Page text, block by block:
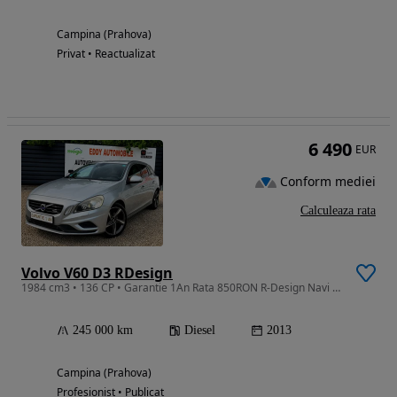
Campina (Prahova)
Privat • Reactualizat
Volvo V60 D3 RDesign
1984 cm3 • 136 CP • Garantie 1An Rata 850RON R-Design Navi Jante BiXenon Piele Pilot
245 000 km Diesel 2013
Campina (Prahova)
Profesionist • Publicat
6 490 EUR
Conform mediei
Calculeaza rata